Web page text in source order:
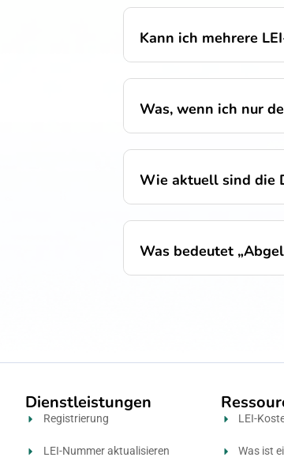
Kann ich mehrere
Was, wenn ich nur
Wie aktuell sind die
Was bedeutet
Dienstleistungen
Registrierung
LEI-Nummer aktualisieren
LEI-
Was ist